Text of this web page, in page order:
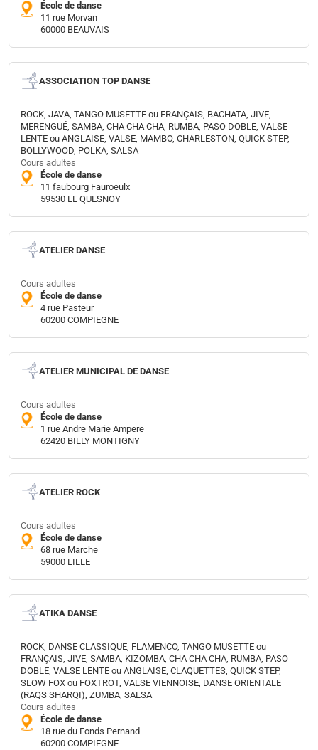
École de danse
11 rue Morvan
60000 BEAUVAIS
ASSOCIATION TOP DANSE
ROCK, JAVA, TANGO MUSETTE ou FRANÇAIS, BACHATA, JIVE,
MERENGUÉ, SAMBA, CHA CHA CHA, RUMBA, PASO DOBLE, VALSE
LENTE ou ANGLAISE, VALSE, MAMBO, CHARLESTON, QUICK STEP,
BOLLYWOOD, POLKA, SALSA
Cours adultes
École de danse
11 faubourg Fauroeulx
59530 LE QUESNOY
ATELIER DANSE
Cours adultes
École de danse
4 rue Pasteur
60200 COMPIEGNE
ATELIER MUNICIPAL DE DANSE
Cours adultes
École de danse
1 rue Andre Marie Ampere
62420 BILLY MONTIGNY
ATELIER ROCK
Cours adultes
École de danse
68 rue Marche
59000 LILLE
ATIKA DANSE
ROCK, DANSE CLASSIQUE, FLAMENCO, TANGO MUSETTE ou
FRANÇAIS, JIVE, SAMBA, KIZOMBA, CHA CHA CHA, RUMBA, PASO
DOBLE, VALSE LENTE ou ANGLAISE, CLAQUETTES, QUICK STEP,
SLOW FOX ou FOXTROT, VALSE VIENNOISE, DANSE ORIENTALE
(RAQS SHARQI), ZUMBA, SALSA
Cours adultes
École de danse
18 rue du Fonds Pernand
60200 COMPIEGNE